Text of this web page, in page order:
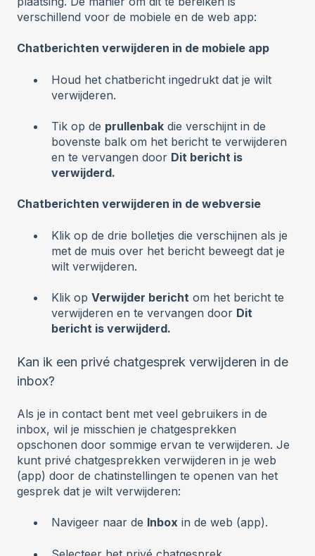
verschillend voor de mobiele en de web app:
Chatberichten verwijderen in de mobiele app
Houd het chatbericht ingedrukt dat je wilt
verwijderen.
Tik op de prullenbak die verschijnt in de
bovenste balk om het bericht te verwijderen
en te vervangen door Dit bericht is
verwijderd.
Chatberichten verwijderen in de webversie
Klik op de drie bolletjes die verschijnen als je
met de muis over het bericht beweegt dat je
wilt verwijderen.
Klik op Verwijder bericht om het bericht te
verwijderen en te vervangen door Dit
bericht is verwijderd.
Kan ik een privé chatgesprek verwijderen in de
inbox?
Als je in contact bent met veel gebruikers in de
inbox, wil je misschien je chatgesprekken
opschonen door sommige ervan te verwijderen. Je
kunt privé chatgesprekken verwijderen in je web
(app) door de chatinstellingen te openen van het
gesprek dat je wilt verwijderen:
Navigeer naar de Inbox in de web (app).